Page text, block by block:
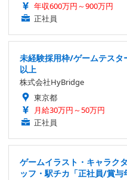
年収600万円～900万円
正社員
未経験採用枠/ゲームテス
以上
株式会社HyBridge
東京都
月給30万円～50万円
正社員
ゲームイラスト・キャラク
ッフ・駅チカ「正社員/賞与